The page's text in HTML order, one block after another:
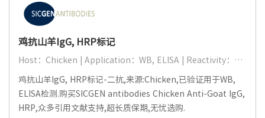
鸡抗山羊IgG, HRP标记
Host：Chicken | Application：WB, ELISA | Reactivity：Goat
鸡抗山羊IgG, HRP标记-二抗,来源:Chicken,已验证用于WB,
ELISA检测.购买SICGEN antibodies Chicken Anti-Goat IgG,
HRP,众多引用文献支持,超长质保期,无忧选购.